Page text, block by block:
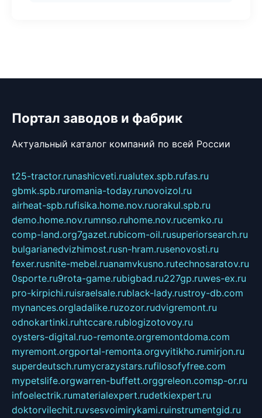
Портал заводов и фабрик
Актуальный каталог компаний по всей России
t25-tractor.runashicveti.rualutex.spb.rufas.ru
gbmk.spb.ruromania-today.runovoizol.ru
airheat-spb.rufisika.home.nov.ruorakul.spb.ru
demo.home.nov.rumnso.ruhome.nov.rucemko.ru
comp-land.org7gazet.rubicom-oil.rusuperiorsearch.ru
bulgarianedvizhimost.rusn-hram.rusenovosti.ru
fexer.rusnite-mebel.ruanamvkusno.rutechnosaratov.ru
0sporte.ru9rota-game.rubigbad.ru227gp.ruwes-ex.ru
pro-kirpichi.ruisraelsale.rublack-lady.rustroy-db.com
mynances.orgladalike.ruzozor.rudvigremont.ru
odnokartinki.ruhtccare.rublogizotovoy.ru
oysters-digital.ruo-remonte.orgremontdoma.com
myremont.orgportal-remonta.orgvyitikho.rumirjon.ru
superdeutsch.rumycrazystars.rufilosofyfree.com
mypetslife.orgwarren-buffett.orggreleon.comsp-or.ru
infoelectrik.rumaterialexpert.rudetkiexpert.ru
doktorvilechit.ruvsesvoimirykami.ruinstrumentgid.ru